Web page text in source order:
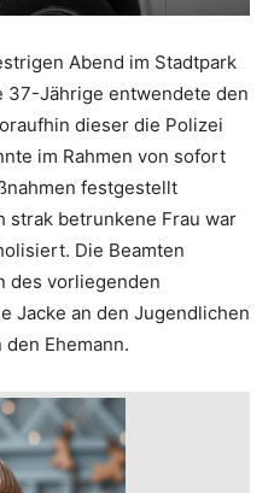
Abend im Stadtpark
37-Jährige entwendete den
dieser die Polizei
im Rahmen von sofort
festgestellt
strak betrunkene Frau war
Die Beamten
des vorliegenden
Jacke an den Jugendlichen
Ehemann.